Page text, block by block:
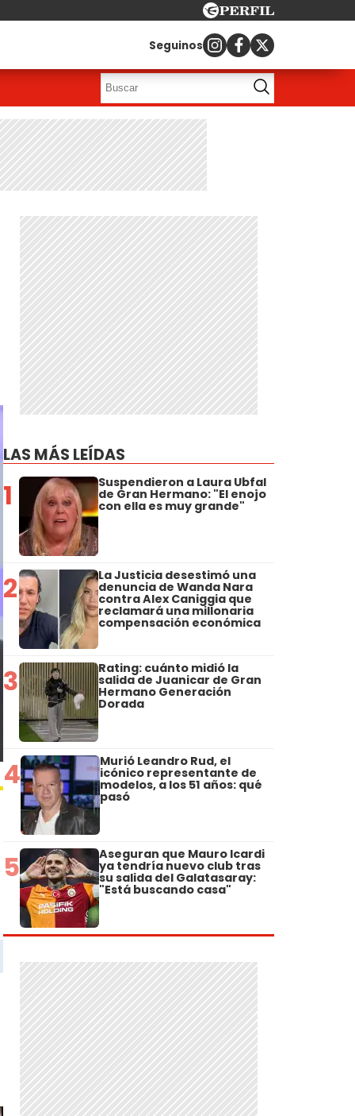
Seguinos
LAS MÁS LEÍDAS
1 Suspendieron a Laura Ubfal
de Gran Hermano: "El enojo
con ella es muy grande"
2 La Justicia desestimó una
denuncia de Wanda Nara
contra Alex Caniggia que
reclamará una millonaria
compensación económica
3 Rating: cuánto midió la
salida de Juanicar de Gran
Hermano Generación
Dorada
4 Murió Leandro Rud, el
icónico representante de
modelos, a los 51 años: qué
pasó
5 Aseguran que Mauro Icardi
ya tendría nuevo club tras
su salida del Galatasaray:
"Está buscando casa"